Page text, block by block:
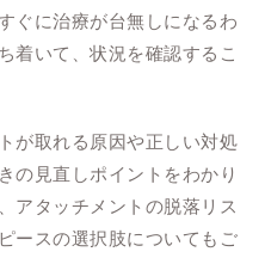
ぐに治療が台無しになるわ
着いて、状況を確認するこ
が取れる原因や正しい対処
の見直しポイントをわかり
アタッチメントの脱落リス
ースの選択肢についてもご